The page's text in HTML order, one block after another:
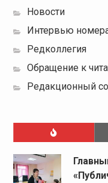
Новости
Интервью
Редколлегия
Обращение к
Редакционный